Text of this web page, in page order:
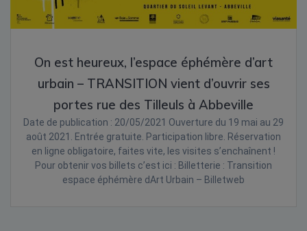
On est heureux, l’espace éphémère d’art
urbain – TRANSITION vient d’ouvrir ses
portes rue des Tilleuls à Abbeville
Date de publication : 20/05/2021 Ouverture du 19 mai au 29
août 2021. Entrée gratuite. Participation libre. Réservation
en ligne obligatoire, faites vite, les visites s’enchaînent !
Pour obtenir vos billets c’est ici : Billetterie : Transition
espace éphémère dArt Urbain – Billetweb